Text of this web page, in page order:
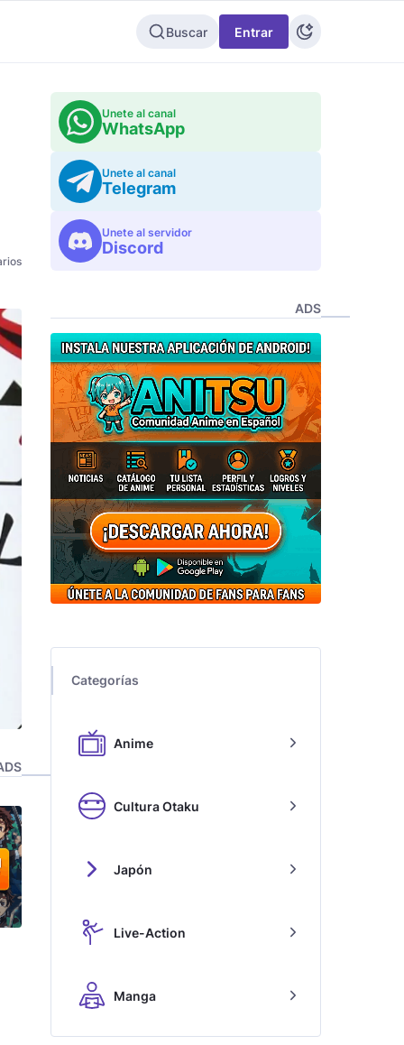
Buscar Entrar
Unete al canal
WhatsApp
Unete al canal
Telegram
Unete al servidor
Discord
ADS
Categorías
Anime
Cultura Otaku
Japón
Live-Action
Manga